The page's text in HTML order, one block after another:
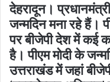
देहरादून।
जन्मदिन मना रहे हैं।
पर बीजेपी देश में कई
है। पीएम मोदी के
उत्तराखंड में जहां